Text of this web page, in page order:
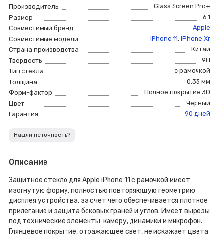
Производитель
Glass Screen Pro+
Размер
6.1
Совместимый бренд
Apple
Совместимые модели
iPhone 11, iPhone Xr
Страна производства
Китай
Твердость
9H
Тип стекла
с рамочкой
Толщина
0,33 мм
Форм-фактор
Полное покрытие 3D
Цвет
Черный
Гарантия
90 дней
Нашли неточность?
Описание
Защитное стекло для Apple iPhone 11 с рамочкой имеет
изогнутую форму, полностью повторяющую геометрию
дисплея устройства, за счет чего обеспечивается плотное
прилегание и защита боковых граней и углов. Имеет вырезы
под технические элементы: камеру, динамики и микрофон.
Глянцевое покрытие, отражающее свет, не искажает цвета